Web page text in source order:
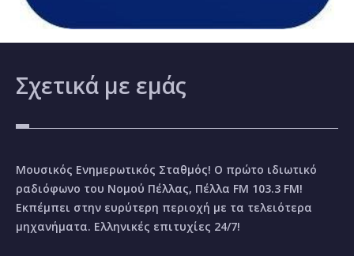
Σχετικά με εμάς
Μουσικός Ενημερωτικός Σταθμός! Ο πρώτο ιδιωτικό
ραδιόφωνο του Νομού Πέλλας, Πέλλα FM 103.3 FM!
Εκπέμπει στην ευρύτερη περιοχή με τα τελειότερα
μηχανήματα. Ελληνικές επιτυχίες 24/7!